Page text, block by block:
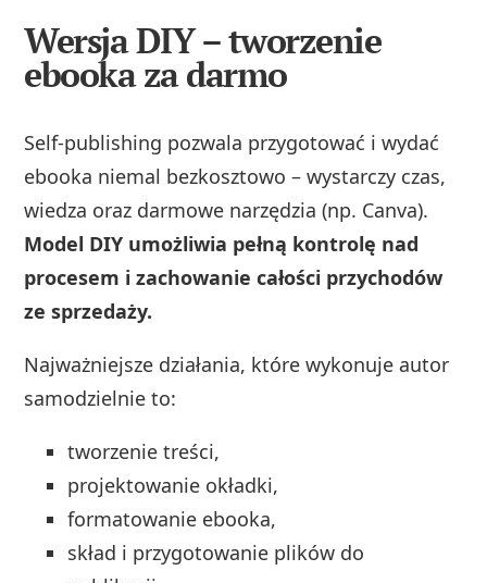
Wersja DIY – tworzenie
ebooka za darmo
Self-publishing pozwala przygotować i wydać
ebooka niemal bezkosztowo – wystarczy czas,
wiedza oraz darmowe narzędzia (np. Canva).
Model DIY umożliwia pełną kontrolę nad
procesem i zachowanie całości przychodów
ze sprzedaży.
Najważniejsze działania, które wykonuje autor
samodzielnie to:
tworzenie treści,
projektowanie okładki,
formatowanie ebooka,
skład i przygotowanie plików do